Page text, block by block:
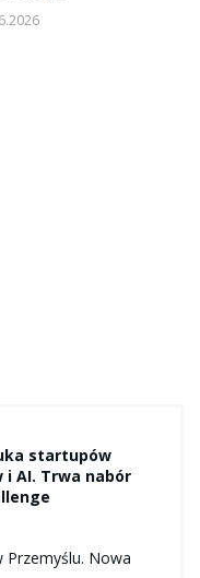
startupów
i AI. Trwa nabór
Nowa